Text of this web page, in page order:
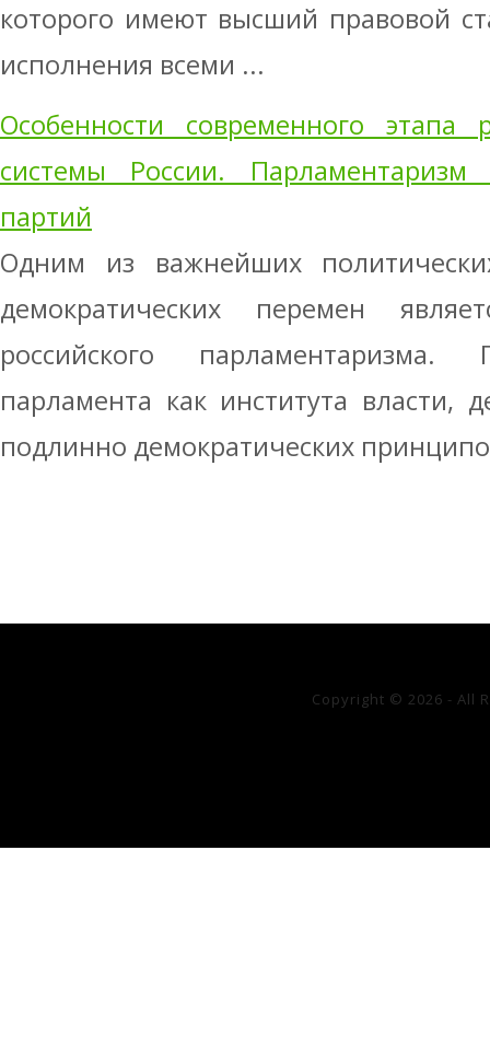
которого имеют высший правовой
исполнения всеми ...
Особенности современного этапа
системы России.
партий
Одним из важнейших
демократических перемен
российского
парламента как института власти,
подлинно демократических
Copyright © 2026 - All